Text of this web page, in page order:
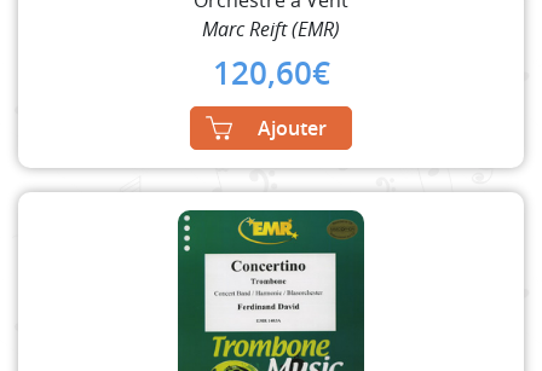
Marc Reift (EMR)
120,60€
Ajouter